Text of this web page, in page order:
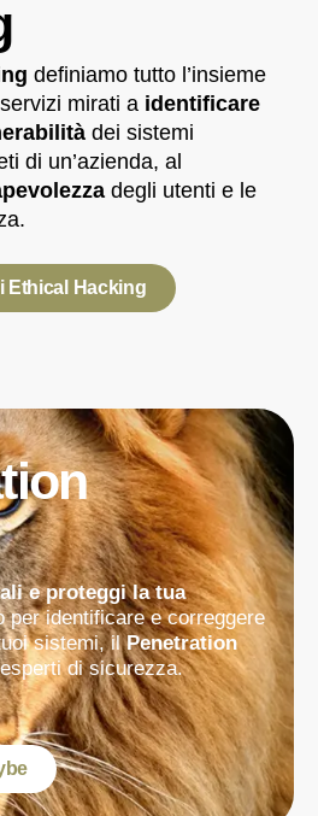
definiamo tutto l’insieme
mirati a identificare
dei sistemi
di un’azienda, al
degli utenti e le
Ethical Hacking
e proteggi la tua
per identificare e correggere
sistemi, ilPenetration
di sicurezza.